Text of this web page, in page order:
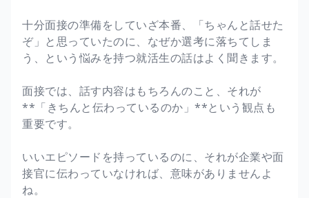
十分面接の準備をしていざ本番、「ちゃんと話せた
ぞ」と思っていたのに、なぜか選考に落ちてしま
う、という悩みを持つ就活生の話はよく聞きます。
面接では、話す内容はもちろんのこと、それが
**「きちんと伝わっているのか」**という観点も
重要です。
いいエピソードを持っているのに、それが企業や面
接官に伝わっていなければ、意味がありませんよ
ね。